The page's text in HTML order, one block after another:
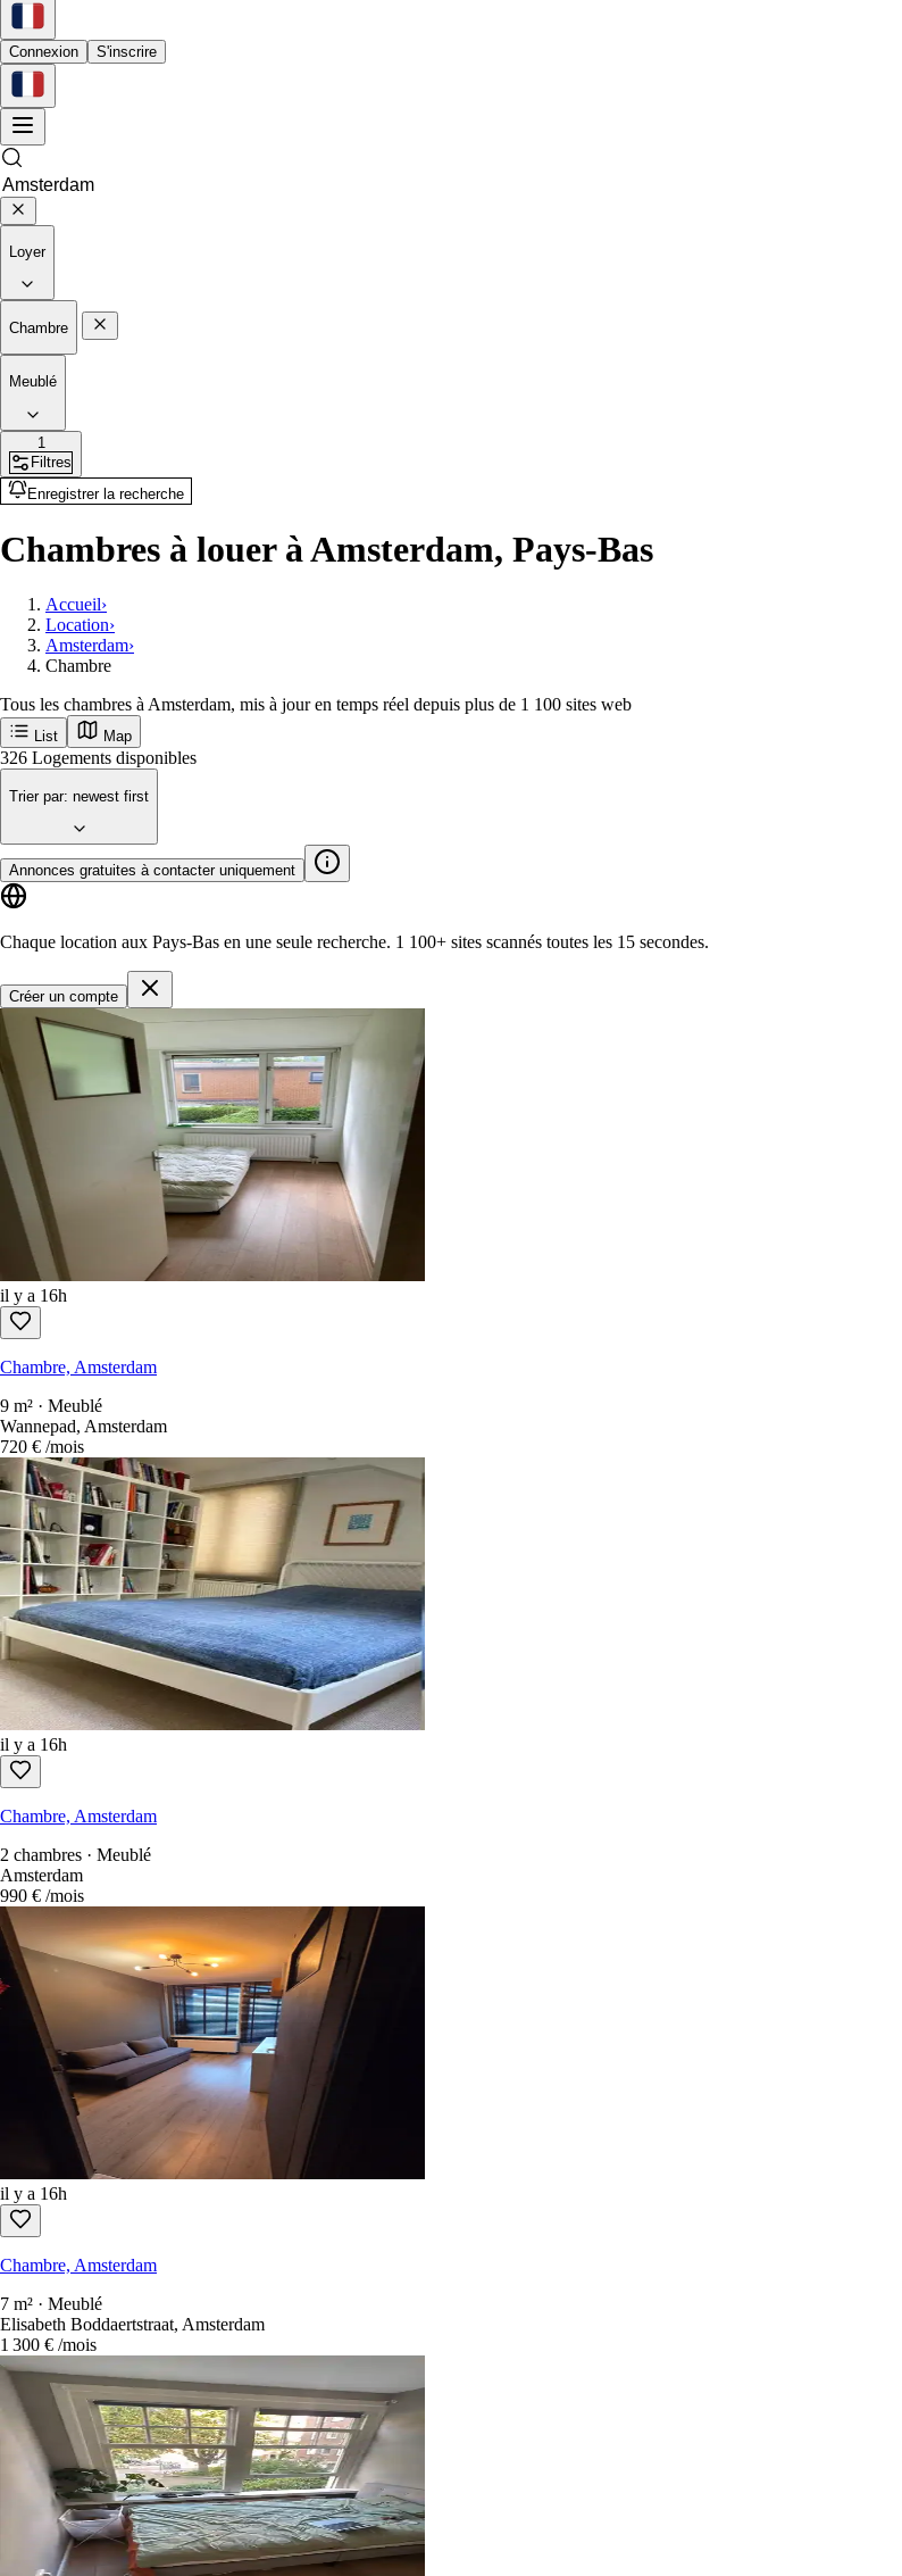
Connexion S'inscrire
Loyer
Chambre
Meublé
1
Filtres
Enregistrer la recherche
Chambres à louer à Amsterdam, Pays-Bas
Accueil›
Location›
Amsterdam›
Chambre
Tous les chambres à Amsterdam, mis à jour en temps réel depuis plus de 1 100 sites web
List Map
Recevez en premier les nouvelles annonces à Amsterdam
Rotterdam Groningen Utrecht Den-haag Maastricht
Commencer
326 Logements disponibles
Trier par:newest first
Annonces gratuites à contacter uniquement
Chaque location aux Pays-Bas en une seule recherche.
Créer un compte
il y a 16h
Chambre, Amsterdam
9 m² · Meublé
Wannepad, Amsterdam
720 €
/mois
il y a 16h
Chambre, Amsterdam
2 chambres · Meublé
990 €
/mois
il y a 16h
Chambre, Amsterdam